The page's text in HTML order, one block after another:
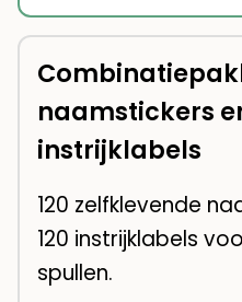
prijs
was:
€
naamstickers
instrijklabels
120 zelfklevende
120 instrijklabels
spullen.